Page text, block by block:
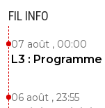
FIL INFO
07 août , 00:00
L3 :
06 août , 23:55